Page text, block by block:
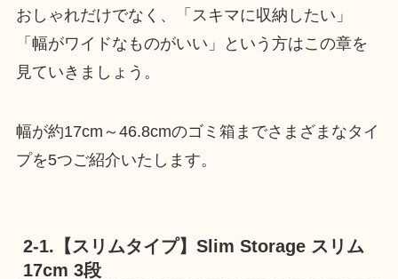
おしゃれだけでなく、「スキマに収納したい」
「幅がワイドなものがいい」という方はこの章を
見ていきましょう。
幅が約17cm～46.8cmのゴミ箱までさまざまなタイ
プを5つご紹介いたします。
2-1.【スリムタイプ】Slim Storage スリム
17cm 3段